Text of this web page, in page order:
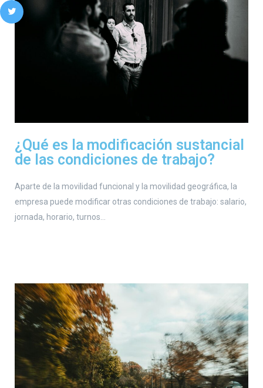
¿Qué es la modificación sustancial
de las condiciones de trabajo?
Aparte de la movilidad funcional y la movilidad geográfica, la
empresa puede modificar otras condiciones de trabajo: salario,
jornada, horario, turnos…